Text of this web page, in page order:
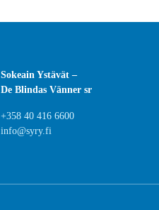
Sokeain Ystävät –
De Blindas Vänner sr
+358 40 416 6600
info@syry.fi